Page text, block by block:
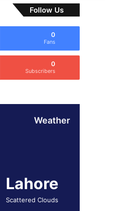
Follow Us
0
Fans
0
Subscribers
Weather
Lahore
Scattered Clouds